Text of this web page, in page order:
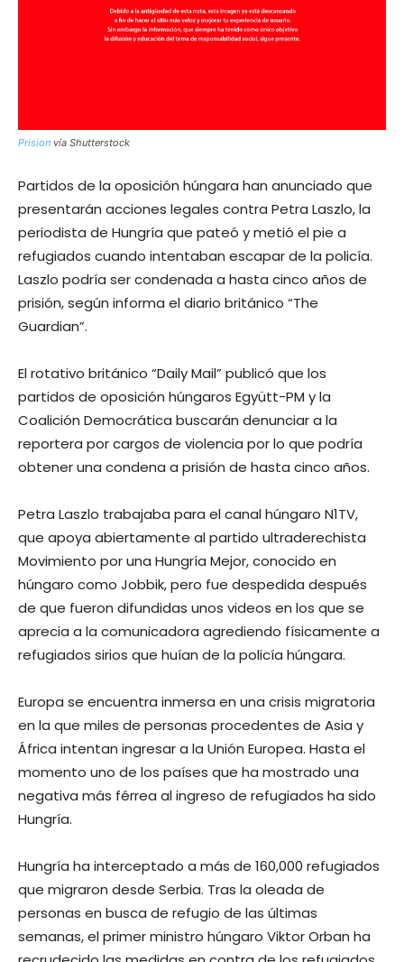
Prision vía Shutterstock
Partidos de la oposición húngara han anunciado que
presentarán acciones legales contra Petra Laszlo, la
periodista de Hungría que pateó y metió el pie a
refugiados cuando intentaban escapar de la policía.
Laszlo podría ser condenada a hasta cinco años de
prisión, según informa el diario británico “The
Guardian”.
El rotativo británico “Daily Mail” publicó que los
partidos de oposición húngaros Együtt-PM y la
Coalición Democrática buscarán denunciar a la
reportera por cargos de violencia por lo que podría
obtener una condena a prisión de hasta cinco años.
Petra Laszlo trabajaba para el canal húngaro N1TV,
que apoya abiertamente al partido ultraderechista
Movimiento por una Hungría Mejor, conocido en
húngaro como Jobbik, pero fue despedida después
de que fueron difundidas unos videos en los que se
aprecia a la comunicadora agrediendo físicamente a
refugiados sirios que huían de la policía húngara.
Europa se encuentra inmersa en una crisis migratoria
en la que miles de personas procedentes de Asia y
África intentan ingresar a la Unión Europea. Hasta el
momento uno de los países que ha mostrado una
negativa más férrea al ingreso de refugiados ha sido
Hungría.
Hungría ha interceptado a más de 160,000 refugiados
que migraron desde Serbia. Tras la oleada de
personas en busca de refugio de las últimas
semanas, el primer ministro húngaro Viktor Orban ha